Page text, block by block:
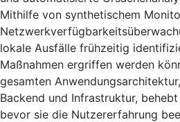
Mithilfe von synthetischem
lokale Ausfälle frühzeitig
Maßnahmen ergriffen werden
gesamten
Backend und Infrastruktur,
bevor sie die Nutzererfahrung